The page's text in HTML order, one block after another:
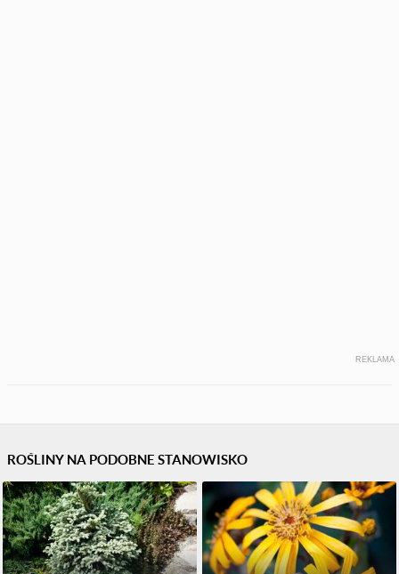
REKLAMA
ROŚLINY NA PODOBNE STANOWISKO